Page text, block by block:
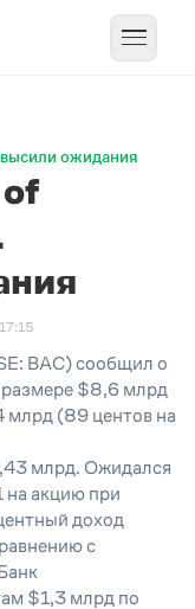
ожидания
BAC) сообщил о
размере $8,6 млрд
млрд (89 центов на
млрд. Ожидался
на акцию при
доход
с
$1,3 млрд по